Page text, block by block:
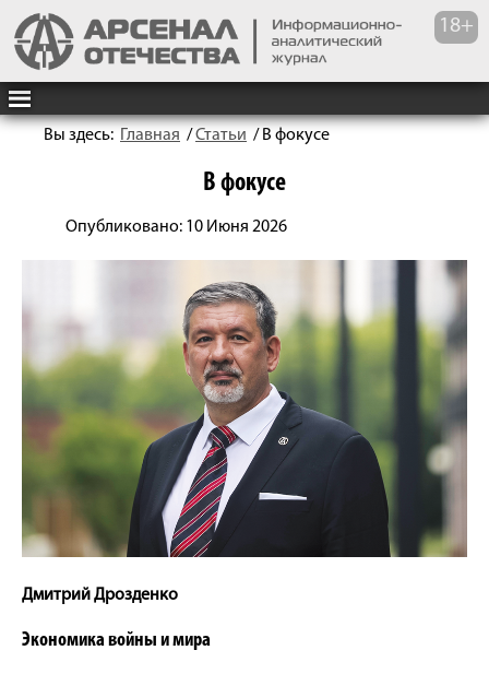
Вы здесь: Главная /Статьи / В фокусе
В фокусе
Опубликовано: 10 Июня 2026
Дмитрий Дрозденко
Экономика войны и мира